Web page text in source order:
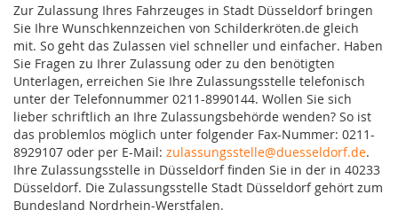
Zur Zulassung Ihres Fahrzeuges in Stadt Düsseldorf bringen
Sie Ihre Wunschkennzeichen von Schilderkröten.de gleich
mit. So geht das Zulassen viel schneller und einfacher. Haben
Sie Fragen zu Ihrer Zulassung oder zu den benötigten
Unterlagen, erreichen Sie Ihre Zulassungsstelle telefonisch
unter der Telefonnummer 0211-8990144. Wollen Sie sich
lieber schriftlich an Ihre Zulassungsbehörde wenden? So ist
das problemlos möglich unter folgender Fax-Nummer: 0211-
8929107 oder per E-Mail: zulassungsstelle@duesseldorf.de.
Ihre Zulassungsstelle in Düsseldorf finden Sie in der in 40233
Düsseldorf. Die Zulassungsstelle Stadt Düsseldorf gehört zum
Bundesland Nordrhein-Werstfalen.